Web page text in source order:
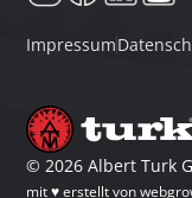
Impressum
©2026 Albert Turk
mit ♥ erstellt von